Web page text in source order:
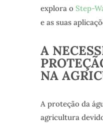
explora o Step-
e as suas
A
NA
A proteção da
agricultura